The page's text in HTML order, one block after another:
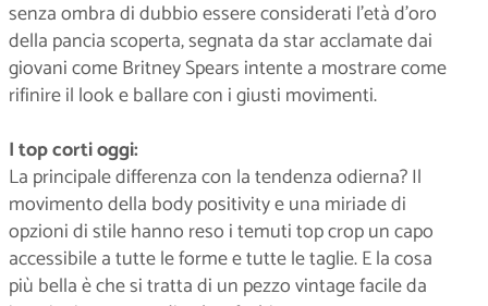
senza ombra di dubbio essere considerati l’età d’oro
della pancia scoperta, segnata da star acclamate dai
giovani come Britney Spears intente a mostrare come
rifinire il look e ballare con i giusti movimenti.
I top corti oggi:
La principale differenza con la tendenza odierna? Il
movimento della body positivity e una miriade di
opzioni di stile hanno reso i temuti top crop un capo
accessibile a tutte le forme e tutte le taglie. E la cosa
più bella è che si tratta di un pezzo vintage facile da